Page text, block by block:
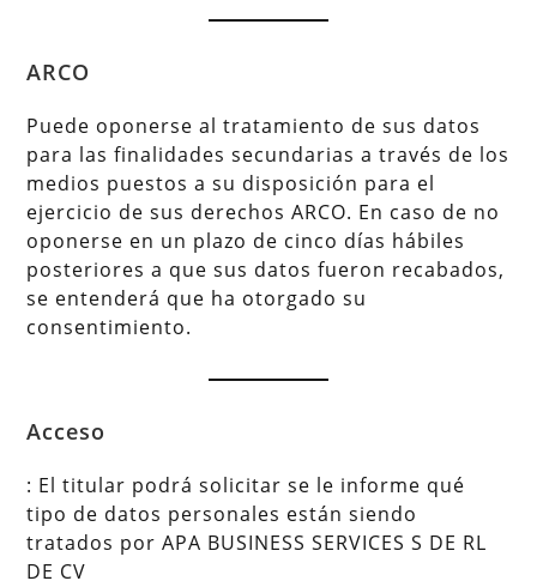
ARCO
Puede oponerse al tratamiento de sus datos
para las finalidades secundarias a través de los
medios puestos a su disposición para el
ejercicio de sus derechos ARCO. En caso de no
oponerse en un plazo de cinco días hábiles
posteriores a que sus datos fueron recabados,
se entenderá que ha otorgado su
consentimiento.
Acceso
: El titular podrá solicitar se le informe qué
tipo de datos personales están siendo
tratados por APA BUSINESS SERVICES S DE RL
DE CV